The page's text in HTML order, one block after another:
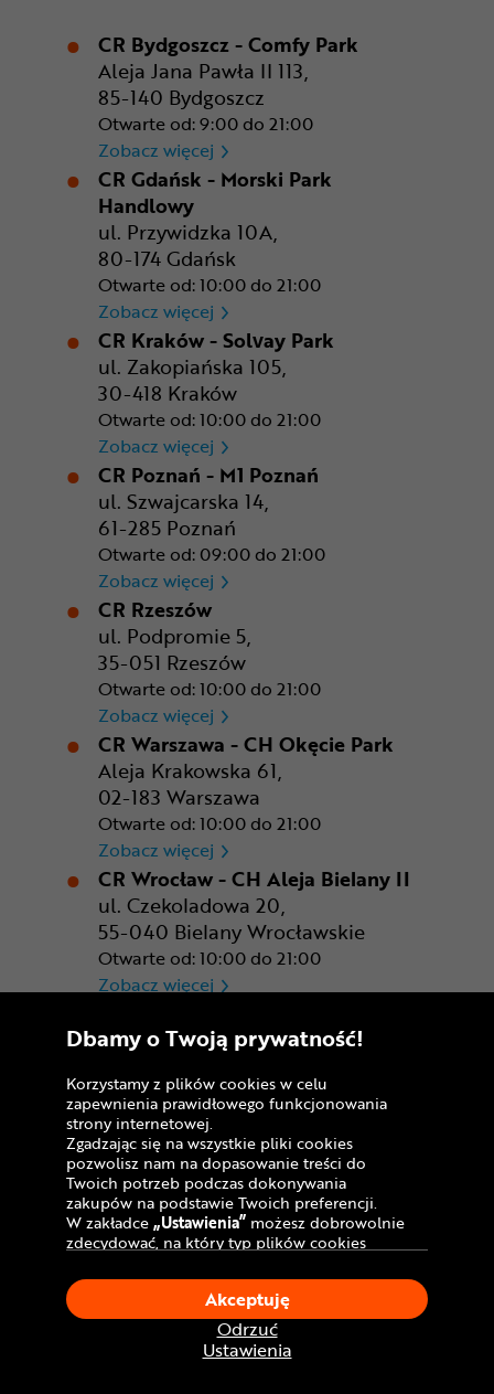
Bydgoszcz
Gdańsk
Poznań
Wrocław
CR Bydgoszcz - Comfy Park
Aleja Jana Pawła II 113,
85-140 Bydgoszcz
Otwarte od: 9:00 do 21:00
Zobacz więcej CR Bydgoszcz - Comfy Park
CR Gdańsk - Morski Park
Handlowy
ul. Przywidzka 10A,
80-174 Gdańsk
Otwarte od: 10:00 do 21:00
Zobacz więcej CR Gdańsk - Morski Park
CR Kraków - Solvay Park
ul. Zakopiańska 105,
30-418 Kraków
Otwarte od: 10:00 do 21:00
Zobacz więcej CR Kraków - Solvay Park
CR Poznań - M1 Poznań
ul. Szwajcarska 14,
61-285 Poznań
Otwarte od: 09:00 do 21:00
Zobacz więcej CR Poznań - M1 Poznań
CR Rzeszów
ul. Podpromie 5,
35-051 Rzeszów
Otwarte od: 10:00 do 21:00
Zobacz więcej CR Rzeszów
CR Warszawa - CH Okęcie Park
Aleja Krakowska 61,
02-183 Warszawa
Otwarte od: 10:00 do 21:00
Zobacz więcej CR Warszawa - CH Okęcie
CR Wrocław - CH Aleja Bielany II
ul. Czekoladowa 20,
55-040 Bielany Wrocławskie
Otwarte od: 10:00 do 21:00
Zobacz więcej CR Wrocław - CH Aleja
ul. Plutonowego Ryszarda
41-800 Zabrze
Otwarte od: 9:00 do 21:00
Zobacz więcejCR Zabrze - M1 Zabrze
Dbamy o Twoją prywatność!
Korzystamy z plików cookies w celu
zapewnienia prawidłowego funkcjonowania
strony internetowej.
Zgadzając się na wszystkie pliki cookies
pozwolisz nam na dopasowanie treści do
Twoich potrzeb podczas dokonywania
zakupów na podstawie Twoich preferencji.
W zakładce„Ustawienia” możesz dobrowolnie
zdecydować, na który typ plików cookies
Klikając„Akceptuję”, wyrażasz zgodę na
stosowanie ciasteczek zgodnie z ustawieniami
Twojej przeglądarki.
W dowolnym momencie, możesz dokonać
zmiany swojego wyboru klikając opcję
Ustawienia
Odrzuć
Akceptuję